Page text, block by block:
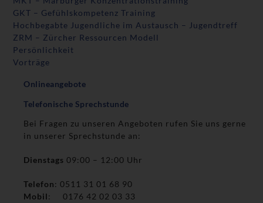
GKT – Gefühlskompetenz Training
Hochbegabte Jugendliche im Austausch – Jugendtreff
ZRM – Zürcher Ressourcen Modell
Persönlichkeit
Vorträge
Onlineangebote
Telefonische Sprechstunde
Bei Fragen zu unseren Angeboten rufen Sie uns gerne
in unserer Sprechstunde an:
Dienstags09:00 – 12:00 Uhr
Telefon: 0511 31 01 68 90
Mobil: 0176 42 02 03 33